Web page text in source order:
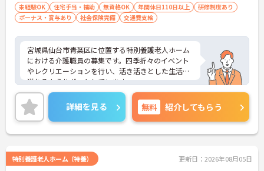
未経験OK 住宅手当・補助 無資格OK 年間休日110日以上
研修制度あり
ボーナス・賞与あり
社会保険完備 交通費支給
宮城県仙台市青葉区に位置する特別養護老人ホーム
における介護職員の募集です。四季折々のイベント
やレクリエーションを行い、活き活きとした生活が
送れるようサポートしています。
研修制度が充実しており、未経験の方も安心してご
勤務いただけます。年間休日が120日もあり、プラ
イベートとのメリハリをつけた働き方ができます。
ご興味のある方には、面接対策ポイントなど、さら
に詳細をお話しいたしますのでお気軽にご相談くだ
詳細を見る 無料 紹介してもらう
特別養護老人ホーム（特養） 更新日：2026年08月05日